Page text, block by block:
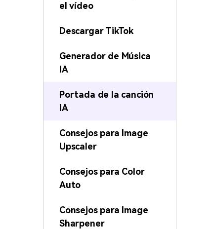
el vídeo
Descargar TikTok
Generador de Música
IA
Portada de la canción
IA
Consejos para Image
Upscaler
Consejos para Color
Auto
Consejos para Image
Sharpener